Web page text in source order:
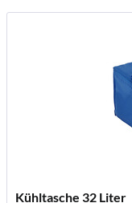
Kühltasche 32 Liter